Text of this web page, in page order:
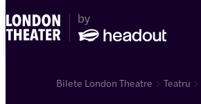
Bilete London Theatre Teatru